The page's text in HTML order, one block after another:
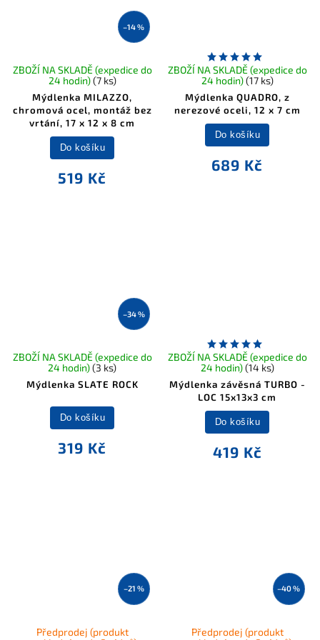
–14 %
Mýdlenka MILAZZO,
chromová ocel, montáž bez
vrtání, 17 x 12 x 8 cm
ZBOŽÍ NA SKLADĚ (expedice do
24 hodin)(7 ks)
519 Kč
Do košíku
Mýdlenka QUADRO, z
nerezové oceli, 12 x 7 cm
ZBOŽÍ NA SKLADĚ (expedice do
24 hodin)(17 ks)
689 Kč
Do košíku
–34 %
Mýdlenka SLATE ROCK
ZBOŽÍ NA SKLADĚ (expedice do
24 hodin)(3 ks)
319 Kč
Do košíku
Mýdlenka závěsná TURBO -
LOC 15x13x3 cm
ZBOŽÍ NA SKLADĚ (expedice do
24 hodin)(14 ks)
419 Kč
Do košíku
–21 %
Předprodej (produkt
–40 %
Předprodej (produkt